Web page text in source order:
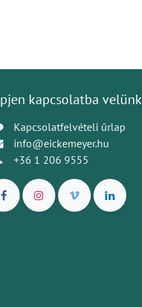
kapcsolatba velünk
Kapcsolatfelvételi űrlap
info@eickemeyer.hu
+36 1 206 9555